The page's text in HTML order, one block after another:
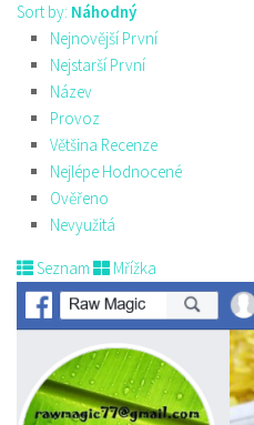
Sort by: Náhodný
Nejnovější První
Nejstarší První
Název
Provoz
Většina Recenze
Nejlépe Hodnocené
Ověřeno
Nevyužitá
Seznam Mřížka